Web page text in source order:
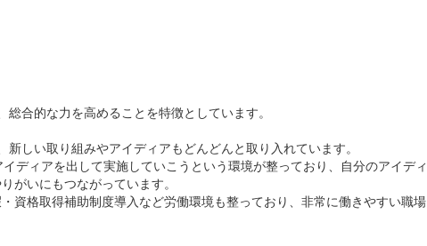
合的な力を高めることを特徴としています。
しい取り組みやアイディアもどんどんと取り入れています。
ディアを出して実施していこうという環境が整っており、自分のアイディ
がいにもつながっています。
資格取得補助制度導入など労働環境も整っており、非常に働きやすい職場